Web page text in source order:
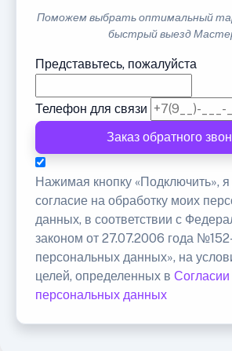
Поможем выбрать оптимальный
быстрый выезд
Представьтесь, пожалуйста
Телефон для связи
Заказ обратного
Нажимая кнопку «Подключить»,
согласие на обработку моих
данных, в соответствии с
законом от 27.07.2006 года
персональных данных», на
целей, определенных в Согласии
персональных данных